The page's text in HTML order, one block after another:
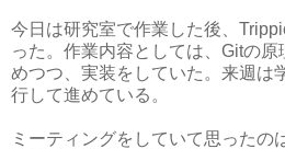
今日は研究室で作業した後、
った。作業内容としては、Gitの
めつつ、実装をしていた。来週は
行して進めている。
ミーティングをしていて思ったの